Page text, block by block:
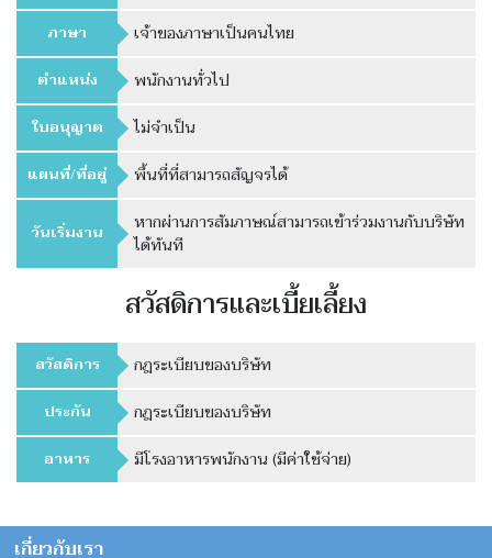
ภาษา เจ้าของภาษาเป็นคนไทย
ตำแหน่ง พนักงานทั่วไป
ใบอนุญาต ไม่จำเป็น
แผนที่/ที่อยู่ พื้นที่ที่สามารถสัญจรได้
วันเริ่มงาน
หากผ่านการสัมภาษณ์สามารถเข้าร่วมงานกับบริษัท
ได้ทันที
สวัสดิการและเบี้ยเลี้ยง
สวัสดิการ กฎระเบียบของบริษัท
ประกัน กฎระเบียบของบริษัท
อาหาร มีโรงอาหารพนักงาน (มีค่าใช้จ่าย)
เกี่ยวกับเรา